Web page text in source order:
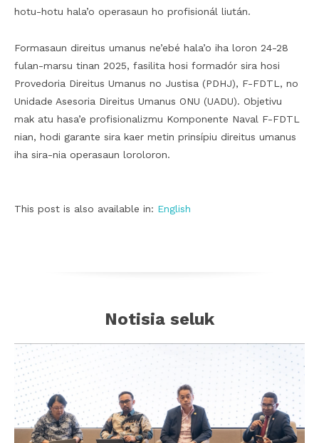
hotu-hotu hala’o operasaun ho profisionál liután.
Formasaun direitus umanus ne’ebé hala’o iha loron 24-28
fulan-marsu tinan 2025, fasilita hosi formadór sira hosi
Provedoria Direitus Umanus no Justisa (PDHJ), F-FDTL, no
Unidade Asesoria Direitus Umanus ONU (UADU). Objetivu
mak atu hasa’e profisionalizmu Komponente Naval F-FDTL
nian, hodi garante sira kaer metin prinsípiu direitus umanus
iha sira-nia operasaun loroloron.
This post is also available in: English
Notisia seluk